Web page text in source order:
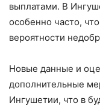
выплатами. В
особенно часто,
вероятности
Новые данные и
дополнительные
Ингушетии, что в